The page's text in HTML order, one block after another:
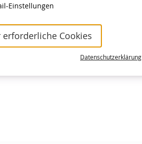
Einstellungen
erforderliche Cookies
Datenschutzerklärung